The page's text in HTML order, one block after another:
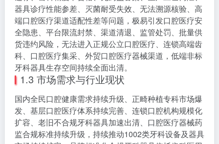
器具诊疗性能参差、灭菌耐受失效、无法溯源核验、高
端口腔医疗渠道适配性差等问题，极易引发口腔医疗安
全隐患、平台限流封禁、渠道清退、监管处罚、批量供
货违约风险，无法进入正规公立口腔医疗、连锁高端齿
科、口腔医疗集采、外贸口腔医疗器械渠道，低端非标
牙科器具生存空间持续全面出清。
1.3 市场需求与行业现状
国内全民口腔健康需求持续升级、正畸种植专科市场爆
发、基层口腔医疗体系持续完善、连锁口腔机构规模化
扩容、老旧不合规牙科器具加速出清、口腔医疗器械药
监合规标准持续升级，持续推动1002类牙科设备及器具